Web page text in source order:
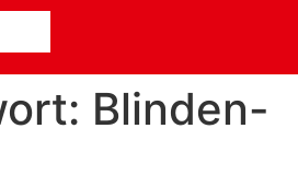
Blinden-